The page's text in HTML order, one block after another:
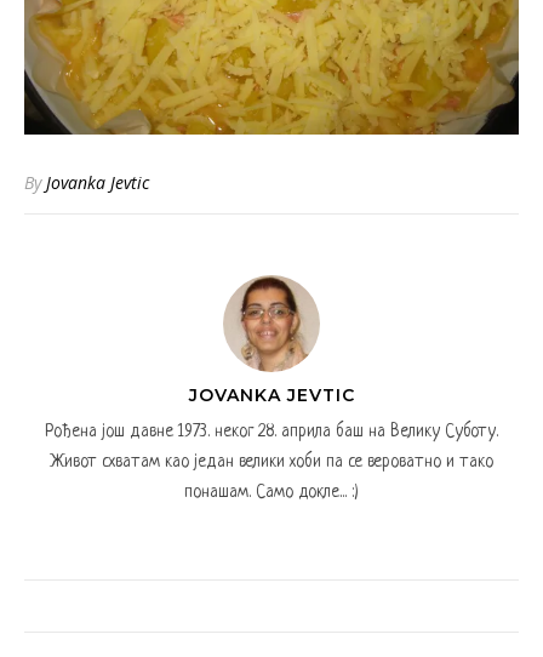
ByJovanka Jevtic
JOVANKA JEVTIC
Рођена још давне 1973. неког 28. априла баш на Велику Суботу.
Живот схватам као један велики хоби па се вероватно и тако
понашам. Само докле... :)